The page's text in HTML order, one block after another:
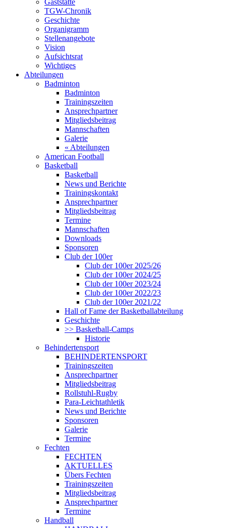
Gaststätte
TGW-Chronik
Geschichte
Organigramm
Stellenangebote
Vision
Aufsichtsrat
Wichtiges
Abteilungen
Badminton
Badminton
Trainingszeiten
Ansprechpartner
Mitgliedsbeitrag
Mannschaften
Galerie
« Abteilungen
American Football
Basketball
Basketball
News und Berichte
Trainingskontakt
Ansprechpartner
Mitgliedsbeitrag
Termine
Mannschaften
Downloads
Sponsoren
Club der 100er
Club der 100er 2025/26
Club der 100er 2024/25
Club der 100er 2023/24
Club der 100er 2022/23
Club der 100er 2021/22
Hall of Fame der Basketballabteilung
Geschichte
>> Basketball-Camps
Historie
Behindertensport
BEHINDERTENSPORT
Trainingszeiten
Ansprechpartner
Mitgliedsbeitrag
Rollstuhl-Rugby
Para-Leichtathletik
News und Berichte
Sponsoren
Galerie
Termine
Fechten
FECHTEN
AKTUELLES
Übers Fechten
Trainingszeiten
Mitgliedsbeitrag
Ansprechpartner
Termine
Handball